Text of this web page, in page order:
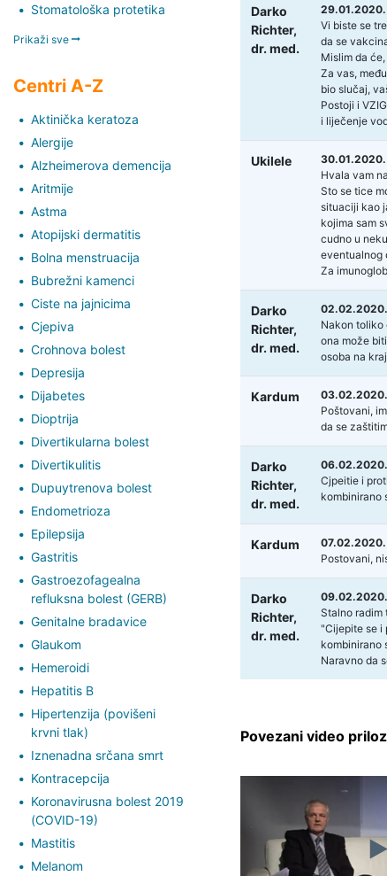
Stomatološka protetika
Prikaži sve
Centri A-Z
Aktinička keratoza
Alergije
Alzheimerova demencija
Aritmije
Astma
Atopijski dermatitis
Bolna menstruacija
Bubrežni kamenci
Ciste na jajnicima
Cjepiva
Crohnova bolest
Depresija
Dijabetes
Dioptrija
Divertikularna bolest
Divertikulitis
Dupuytrenova bolest
Endometrioza
Epilepsija
Gastritis
Gastroezofagealna
refluksna bolest (GERB)
Genitalne bradavice
Glaukom
Hemeroidi
Hepatitis B
Hipertenzija (povišeni
krvni tlak)
Iznenadna srčana smrt
Kontracepcija
Koronavirusna bolest 2019
(COVID-19)
Mastitis
Melanom
Darko
Richter,
dr. med.
Vi biste se
da se
Mislim da
Za vas,
bio slučaj,
Postoji i
i liječenje
Ukilele
Hvala vam
Sto se tice
situaciji kao
kojima sam
cudno u
eventualnog
Za
Darko
Richter,
dr. med.
Nakon toliko
ona može
osoba na
Kardum
Poštovani,
da se
Darko
Richter,
dr. med.
Cjpeitie i
kombinirano
Kardum
Postovani,
Darko
Richter,
dr. med.
Stalno radim
"Cijepite se i
kombinirano
Naravno da
Povezani video